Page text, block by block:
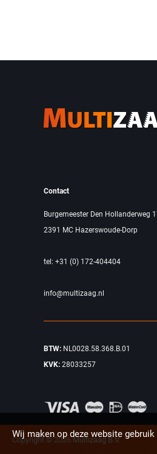
Contact
Burgemeester Den Hollanderweg
2391 MC Hazerswoude-Dorp
tel: +31 (0) 172-404404
info@multizaag.nl
BTW: NL0028.58.368.B.01
KVK: 28033257
Copyright © 2026 Multizaag B.V.
Wij maken op deze website